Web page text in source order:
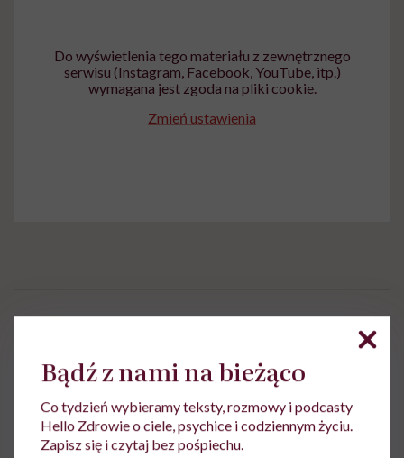
Do wyświetlenia tego materiału z zewnętrznego
serwisu (Instagram, Facebook, YouTube, itp.)
wymagana jest zgoda na pliki cookie.
Zmień ustawienia
Dziennikarka, filolożka, politolożka,
reportażystka. Pisze, od kiedy pamięta, a w
międzyczasie lubi słuchać i obserwować
innych
Bądź z nami na bieżąco
Co tydzień wybieramy teksty, rozmowy i podcasty
Hello Zdrowie o ciele, psychice i codziennym życiu.
Zapisz się i czytaj bez pośpiechu.